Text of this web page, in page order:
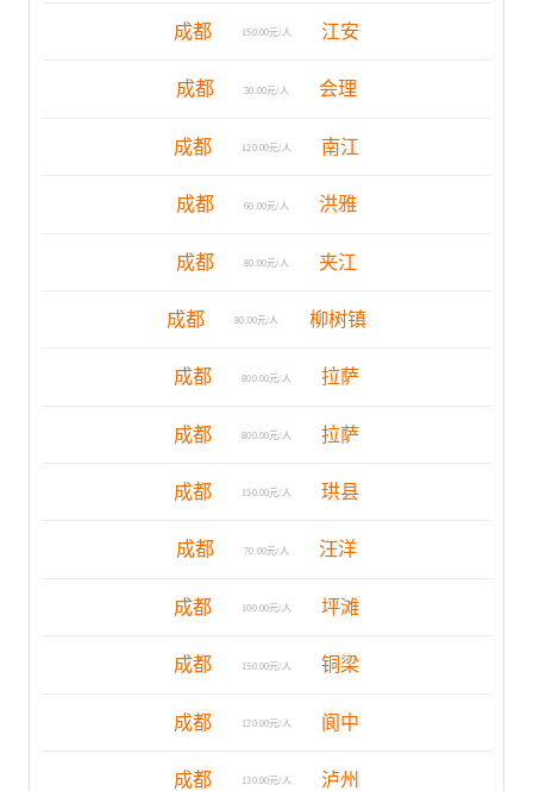
成都 150.00元/人 江安
成都 30.00元/人 会理
成都 120.00元/人 南江
成都 60.00元/人 洪雅
成都 80.00元/人 夹江
成都 80.00元/人 柳树镇
成都 800.00元/人 拉萨
成都 800.00元/人 拉萨
成都 150.00元/人 珙县
成都 70.00元/人 汪洋
成都 100.00元/人 坪滩
成都 150.00元/人 铜梁
成都 120.00元/人 阆中
成都 130.00元/人 泸州